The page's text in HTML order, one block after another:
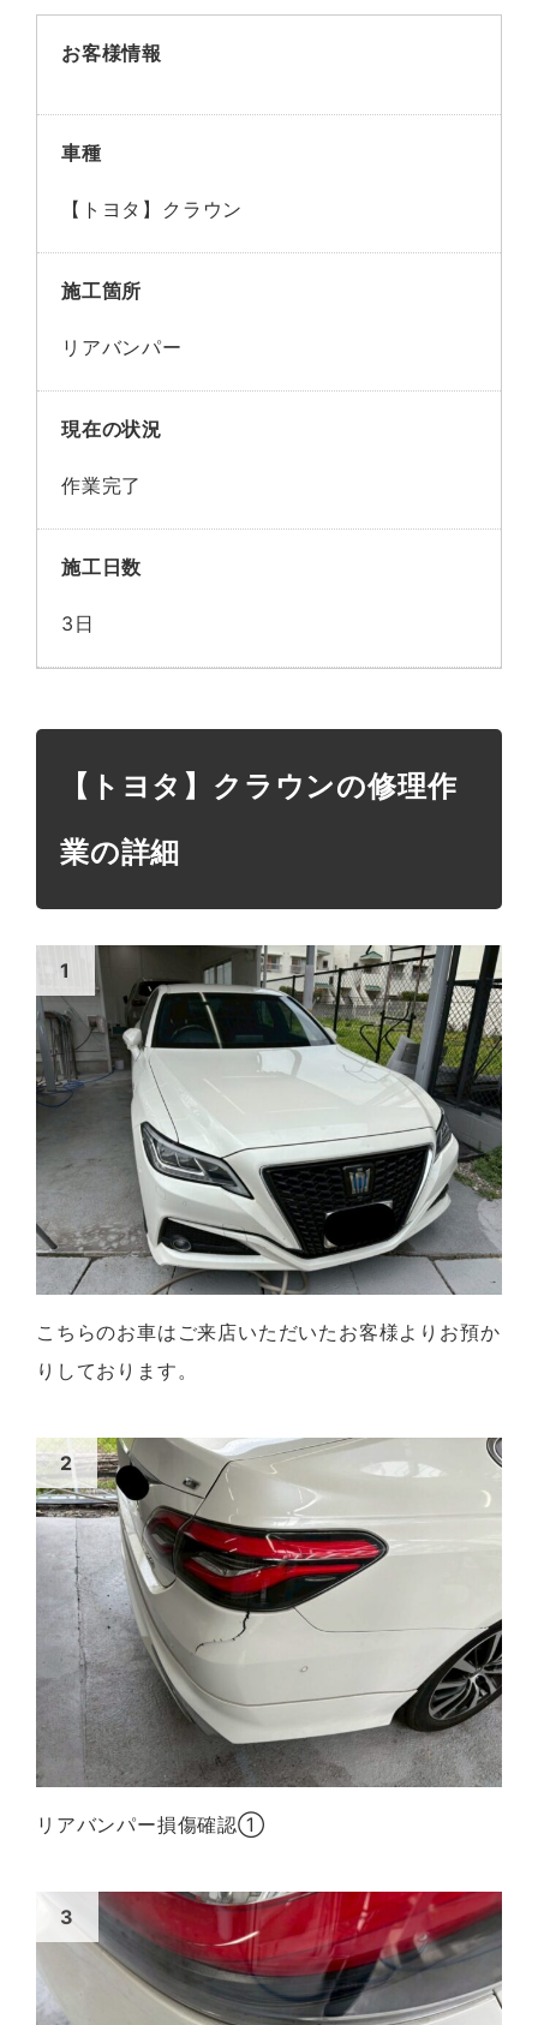
お客様情報
車種
【トヨタ】クラウン
施工箇所
リアバンパー
現在の状況
作業完了
施工日数
3日
【トヨタ】クラウンの修理作
業の詳細
こちらのお車はご来店いただいたお客様よりお預か
りしております。
リアバンパー損傷確認①